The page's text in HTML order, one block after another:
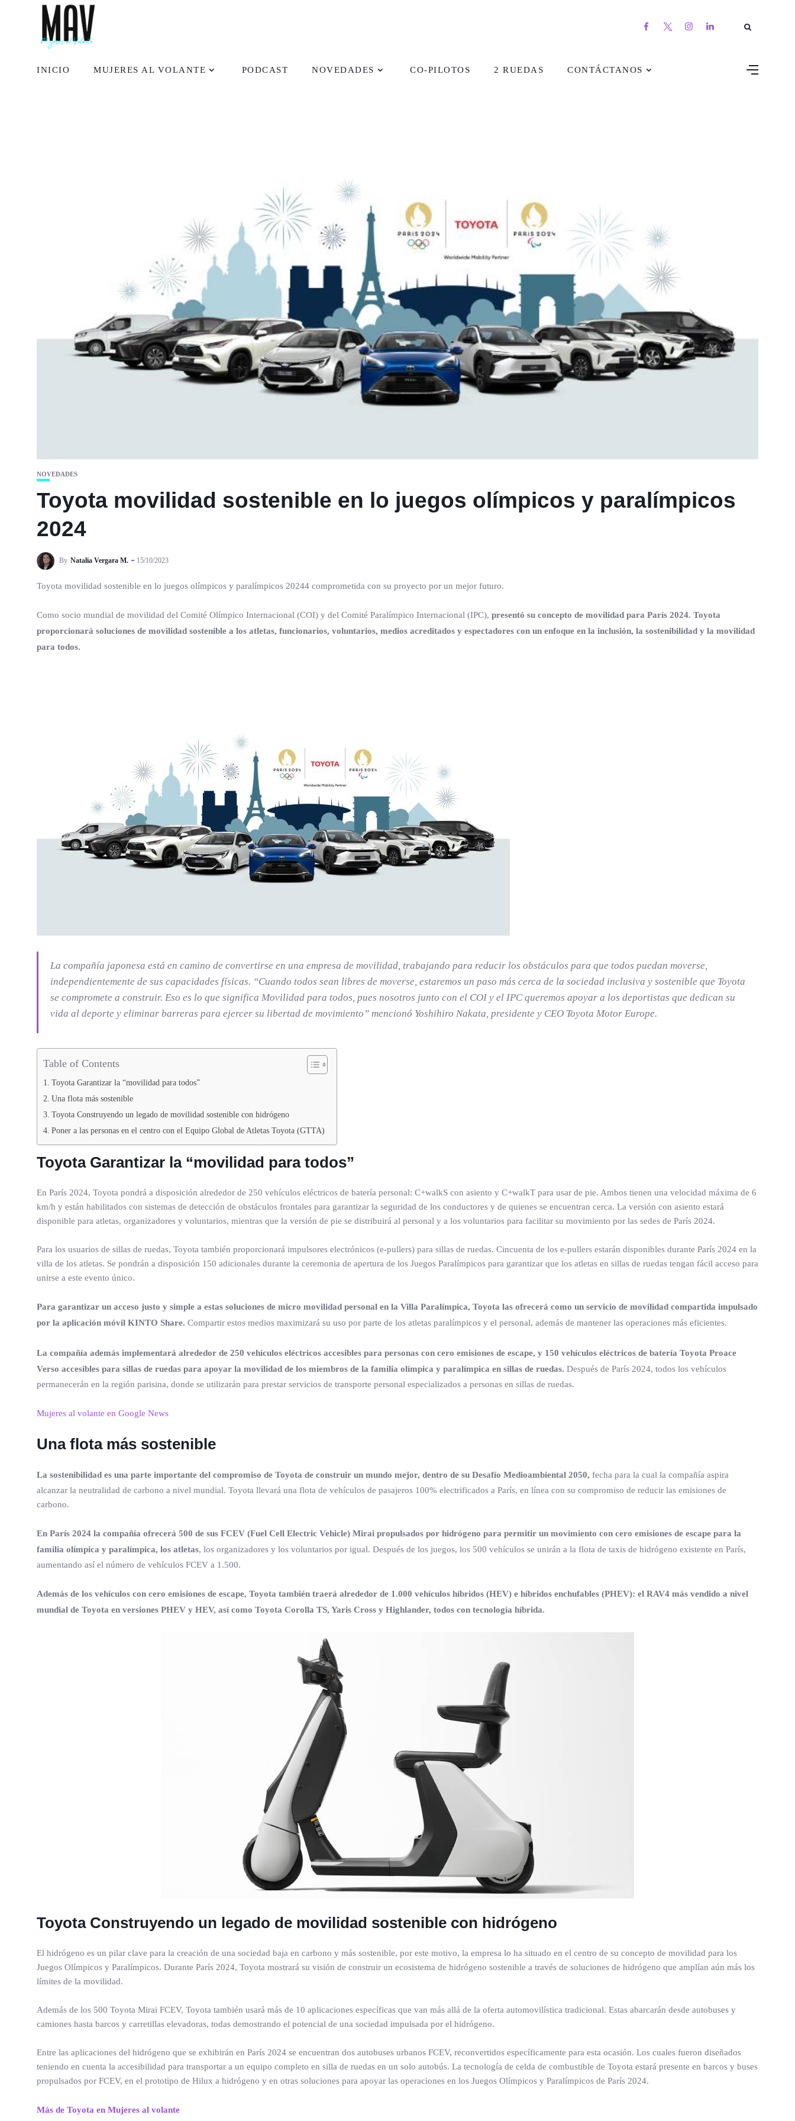
INICIO MUJERES AL VOLANTE PODCAST NOVEDADES CO-PILOTOS 2 RUEDAS CONTÁCTANOS
NOVEDADES
Toyota movilidad sostenible en lo juegos olímpicos y paralímpicos
2024
By Natalia Vergara M. 15/10/2023
Toyota movilidad sostenible en lo juegos olímpicos y paralímpicos 20244 comprometida con su proyecto por un mejor futuro.
Como socio mundial de movilidad del Comité Olímpico Internacional (COI) y del Comité Paralímpico Internacional (IPC), presentó su concepto de movilidad para París 2024. Toyota
proporcionará soluciones de movilidad sostenible a los atletas, funcionarios, voluntarios, medios acreditados y espectadores con un enfoque en la inclusión, la sostenibilidad y la movilidad
para todos.
La compañía japonesa está en camino de convertirse en una empresa de movilidad, trabajando para reducir los obstáculos para que todos puedan moverse,
independientemente de sus capacidades físicas. “Cuando todos sean libres de moverse, estaremos un paso más cerca de la sociedad inclusiva y sostenible que Toyota
se compromete a construir. Eso es lo que significa Movilidad para todos, pues nosotros junto con el COI y el IPC queremos apoyar a los deportistas que dedican su
vida al deporte y eliminar barreras para ejercer su libertad de movimiento” mencionó Yoshihiro Nakata, presidente y CEO Toyota Motor Europe.
Table of Contents
Toyota Garantizar la “movilidad para todos”
Una flota más sostenible
Toyota Construyendo un legado de movilidad sostenible con hidrógeno
Poner a las personas en el centro con el Equipo Global de Atletas Toyota (GTTA)
Toyota Garantizar la “movilidad para todos”
En París 2024, Toyota pondrá a disposición alrededor de 250 vehículos eléctricos de batería personal: C+walkS con asiento y C+walkT para usar de pie. Ambos tienen una velocidad máxima de 6
km/h y están habilitados con sistemas de detección de obstáculos frontales para garantizar la seguridad de los conductores y de quienes se encuentran cerca. La versión con asiento estará
disponible para atletas, organizadores y voluntarios, mientras que la versión de pie se distribuirá al personal y a los voluntarios para facilitar su movimiento por las sedes de París 2024.
Para los usuarios de sillas de ruedas, Toyota también proporcionará impulsores electrónicos (e-pullers) para sillas de ruedas. Cincuenta de los e-pullers estarán disponibles durante París 2024 en la
villa de los atletas. Se pondrán a disposición 150 adicionales durante la ceremonia de apertura de los Juegos Paralímpicos para garantizar que los atletas en sillas de ruedas tengan fácil acceso para
unirse a este evento único.
Para garantizar un acceso justo y simple a estas soluciones de micro movilidad personal en la Villa Paralímpica, Toyota las ofrecerá como un servicio de movilidad compartida impulsado
por la aplicación móvil KINTO Share. Compartir estos medios maximizará su uso por parte de los atletas paralímpicos y el personal, además de mantener las operaciones más eficientes.
La compañía además implementará alrededor de 250 vehículos eléctricos accesibles para personas con cero emisiones de escape, y 150 vehículos eléctricos de batería Toyota Proace
Verso accesibles para sillas de ruedas para apoyar la movilidad de los miembros de la familia olímpica y paralímpica en sillas de ruedas. Después de París 2024, todos los vehículos
permanecerán en la región parisina, donde se utilizarán para prestar servicios de transporte personal especializados a personas en sillas de ruedas.
Mujeres al volante en Google News
Una flota más sostenible
La sostenibilidad es una parte importante del compromiso de Toyota de construir un mundo mejor, dentro de su Desafío Medioambiental 2050, fecha para la cual la compañía aspira
alcanzar la neutralidad de carbono a nivel mundial. Toyota llevará una flota de vehículos de pasajeros 100% electrificados a París, en línea con su compromiso de reducir las emisiones de
carbono.
En París 2024 la compañía ofrecerá 500 de sus FCEV (Fuel Cell Electric Vehicle) Mirai propulsados por hidrógeno para permitir un movimiento con cero emisiones de escape para la
familia olímpica y paralímpica, los atletas, los organizadores y los voluntarios por igual. Después de los juegos, los 500 vehículos se unirán a la flota de taxis de hidrógeno existente en París,
aumentando así el número de vehículos FCEV a 1.500.
Además de los vehículos con cero emisiones de escape, Toyota también traerá alrededor de 1.000 vehículos híbridos (HEV) e híbridos enchufables (PHEV): el RAV4 más vendido a nivel
mundial de Toyota en versiones PHEV y HEV, así como Toyota Corolla TS, Yaris Cross y Highlander, todos con tecnología híbrida.
Toyota Construyendo un legado de movilidad sostenible con hidrógeno
El hidrógeno es un pilar clave para la creación de una sociedad baja en carbono y más sostenible, por este motivo, la empresa lo ha situado en el centro de su concepto de movilidad para los
Juegos Olímpicos y Paralímpicos. Durante París 2024, Toyota mostrará su visión de construir un ecosistema de hidrógeno sostenible a través de soluciones de hidrógeno que amplían aún más los
límites de la movilidad.
Además de los 500 Toyota Mirai FCEV, Toyota también usará más de 10 aplicaciones específicas que van más allá de la oferta automovilística tradicional. Estas abarcarán desde autobuses y
camiones hasta barcos y carretillas elevadoras, todas demostrando el potencial de una sociedad impulsada por el hidrógeno.
Entre las aplicaciones del hidrógeno que se exhibirán en París 2024 se encuentran dos autobuses urbanos FCEV, reconvertidos específicamente para esta ocasión. Los cuales fueron diseñados
teniendo en cuenta la accesibilidad para transportar a un equipo completo en silla de ruedas en un solo autobús. La tecnología de celda de combustible de Toyota estará presente en barcos y buses
propulsados por FCEV, en el prototipo de Hilux a hidrógeno y en otras soluciones para apoyar las operaciones en los Juegos Olímpicos y Paralímpicos de París 2024.
Más de Toyota en Mujeres al volante